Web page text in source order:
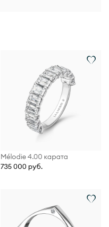
Mélodie 4.00 карата
735 000 руб.